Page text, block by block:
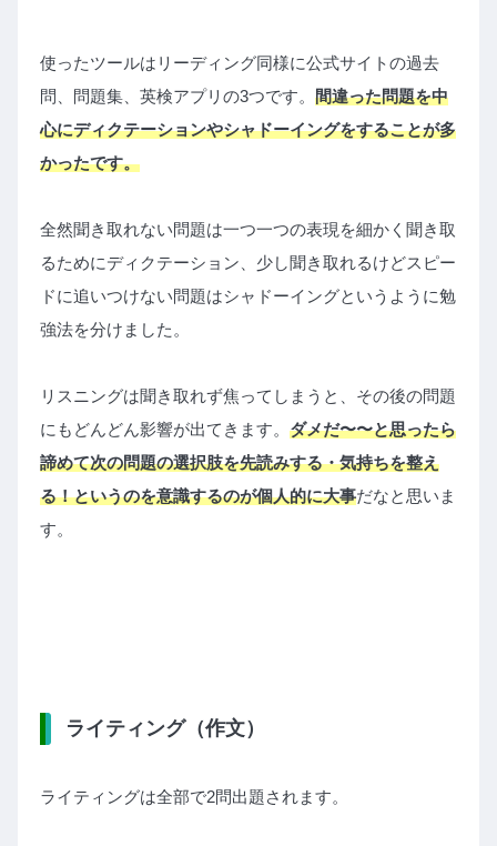
使ったツールはリーディング同様に公式サイトの過去
問、問題集、英検アプリの3つです。 間違った問題を中
心にディクテーションやシャドーイングをすることが多
かったです。
全然聞き取れない問題は一つ一つの表現を細かく聞き取
るためにディクテーション、少し聞き取れるけどスピー
ドに追いつけない問題はシャドーイングというように勉
強法を分けました。
リスニングは聞き取れず焦ってしまうと、その後の問題
にもどんどん影響が出てきます。 ダメだ〜〜と思ったら
諦めて次の問題の選択肢を先読みする・気持ちを整え
る！というのを意識するのが個人的に大事だなと思いま
す。
ライティング（作文）
ライティングは全部で2問出題されます。